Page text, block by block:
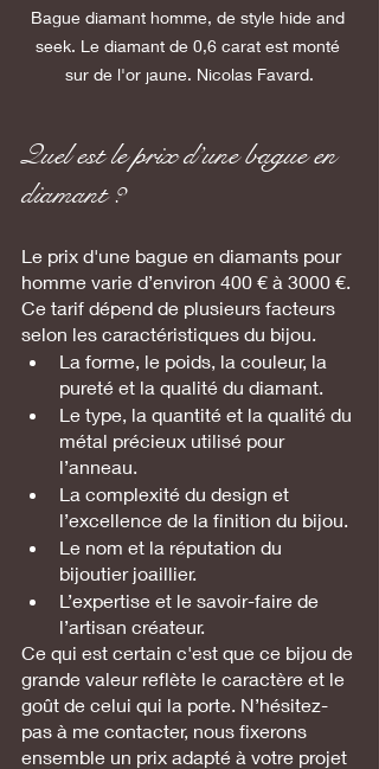
Bague diamant homme, de style hide and
seek. Le diamant de 0,6 carat est monté
sur de l'or jaune. Nicolas Favard.
Quel est le prix d’une bague en
diamant ?
Le prix d'une bague en diamants pour
homme varie d’environ 400 € à 3000 €.
Ce tarif dépend de plusieurs facteurs
selon les caractéristiques du bijou.
La forme, le poids, la couleur, la
pureté et la qualité du diamant.
Le type, la quantité et la qualité du
métal précieux utilisé pour
l’anneau.
La complexité du design et
l’excellence de la finition du bijou.
Le nom et la réputation du
bijoutier joaillier.
L’expertise et le savoir-faire de
l’artisan créateur.
Ce qui est certain c'est que ce bijou de
grande valeur reflète le caractère et le
goût de celui qui la porte. N’hésitez-
pas à me contacter, nous fixerons
ensemble un prix adapté à votre projet